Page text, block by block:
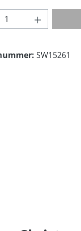
Anzahl:
SW15261